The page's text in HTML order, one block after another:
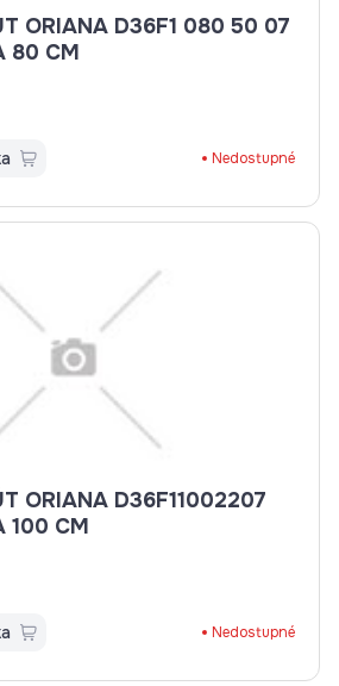
ORIANA D36F1 080 50 07
80 CM
Nedostupné
ORIANA D36F11002207
100 CM
Nedostupné